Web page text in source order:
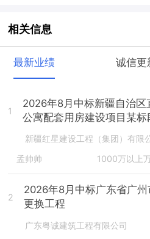
相关信息
最新业绩 诚信更
1
2026年8月中标新疆自治
公寓配套用房建设项目某标
新疆红星建设工程（集团）有限
孟帅帅
1000万以上
2
2026年8月中标广东省广
更换工程
广东粤诚建筑工程有限公司